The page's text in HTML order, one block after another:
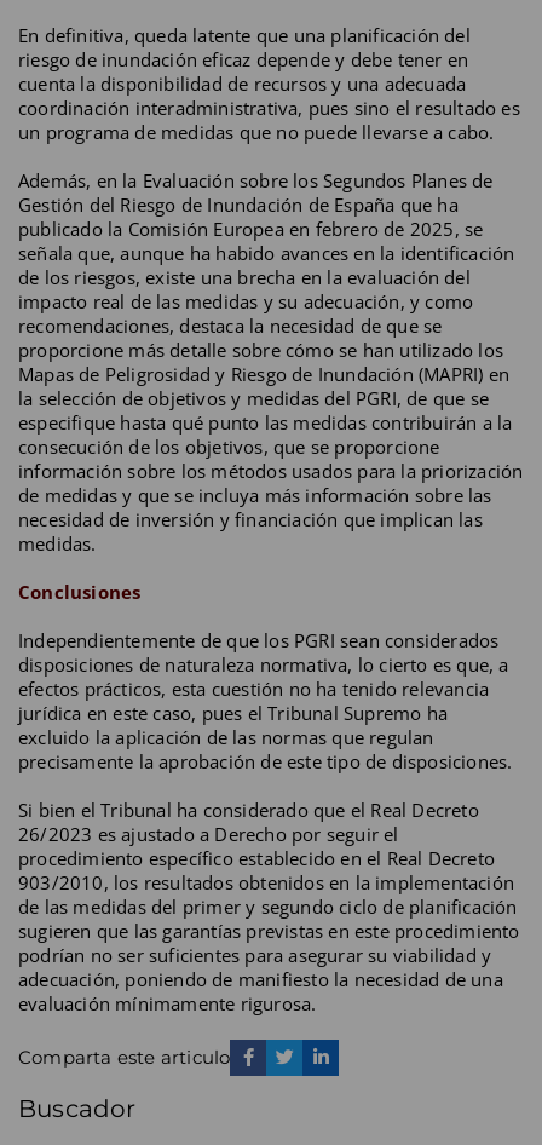
En definitiva, queda latente que una planificación del
riesgo de inundación eficaz depende y debe tener en
cuenta la disponibilidad de recursos y una adecuada
coordinación interadministrativa, pues sino el resultado es
un programa de medidas que no puede llevarse a cabo.
Además, en la Evaluación sobre los Segundos Planes de
Gestión del Riesgo de Inundación de España que ha
publicado la Comisión Europea en febrero de 2025, se
señala que, aunque ha habido avances en la identificación
de los riesgos, existe una brecha en la evaluación del
impacto real de las medidas y su adecuación, y como
recomendaciones, destaca la necesidad de que se
proporcione más detalle sobre cómo se han utilizado los
Mapas de Peligrosidad y Riesgo de Inundación (MAPRI) en
la selección de objetivos y medidas del PGRI, de que se
especifique hasta qué punto las medidas contribuirán a la
consecución de los objetivos, que se proporcione
información sobre los métodos usados para la priorización
de medidas y que se incluya más información sobre las
necesidad de inversión y financiación que implican las
medidas.
Conclusiones
Independientemente de que los PGRI sean considerados
disposiciones de naturaleza normativa, lo cierto es que, a
efectos prácticos, esta cuestión no ha tenido relevancia
jurídica en este caso, pues el Tribunal Supremo ha
excluido la aplicación de las normas que regulan
precisamente la aprobación de este tipo de disposiciones.
Si bien el Tribunal ha considerado que el Real Decreto
26/2023 es ajustado a Derecho por seguir el
procedimiento específico establecido en el Real Decreto
903/2010, los resultados obtenidos en la implementación
de las medidas del primer y segundo ciclo de planificación
sugieren que las garantías previstas en este procedimiento
podrían no ser suficientes para asegurar su viabilidad y
adecuación, poniendo de manifiesto la necesidad de una
evaluación mínimamente rigurosa.
Comparta este articulo
Buscador